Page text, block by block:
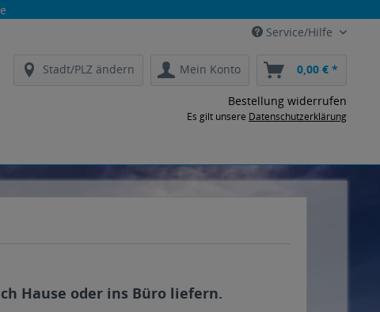
Service/Hilfe
Stadt/PLZ ändern Mein Konto 0,00 € *
Bestellung widerrufen
Es gilt unsere Datenschutzerklärung
Hause oder ins Büro liefern.